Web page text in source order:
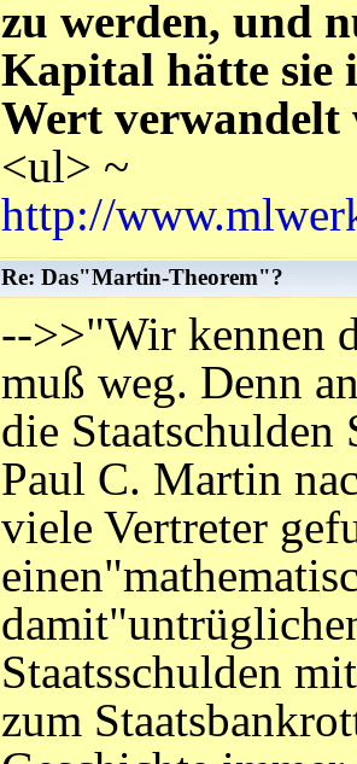
zu werden, und
Kapital hätte sie
Wert verwandelt
<ul> ~
http://
Re: Das"Martin-Theorem"?
-->>"Wir kennen
muß weg. Denn
die Staatschulden
Paul C. Martin
viele Vertreter
Staatsschulden
zum